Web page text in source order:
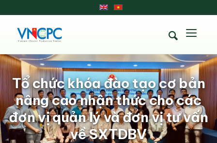
Tổ chức khóa đào tạo cơ bản
nâng cao nhận thức cho các
đơn vị quản lý và đơn vị tư vấn
về SXTDBV